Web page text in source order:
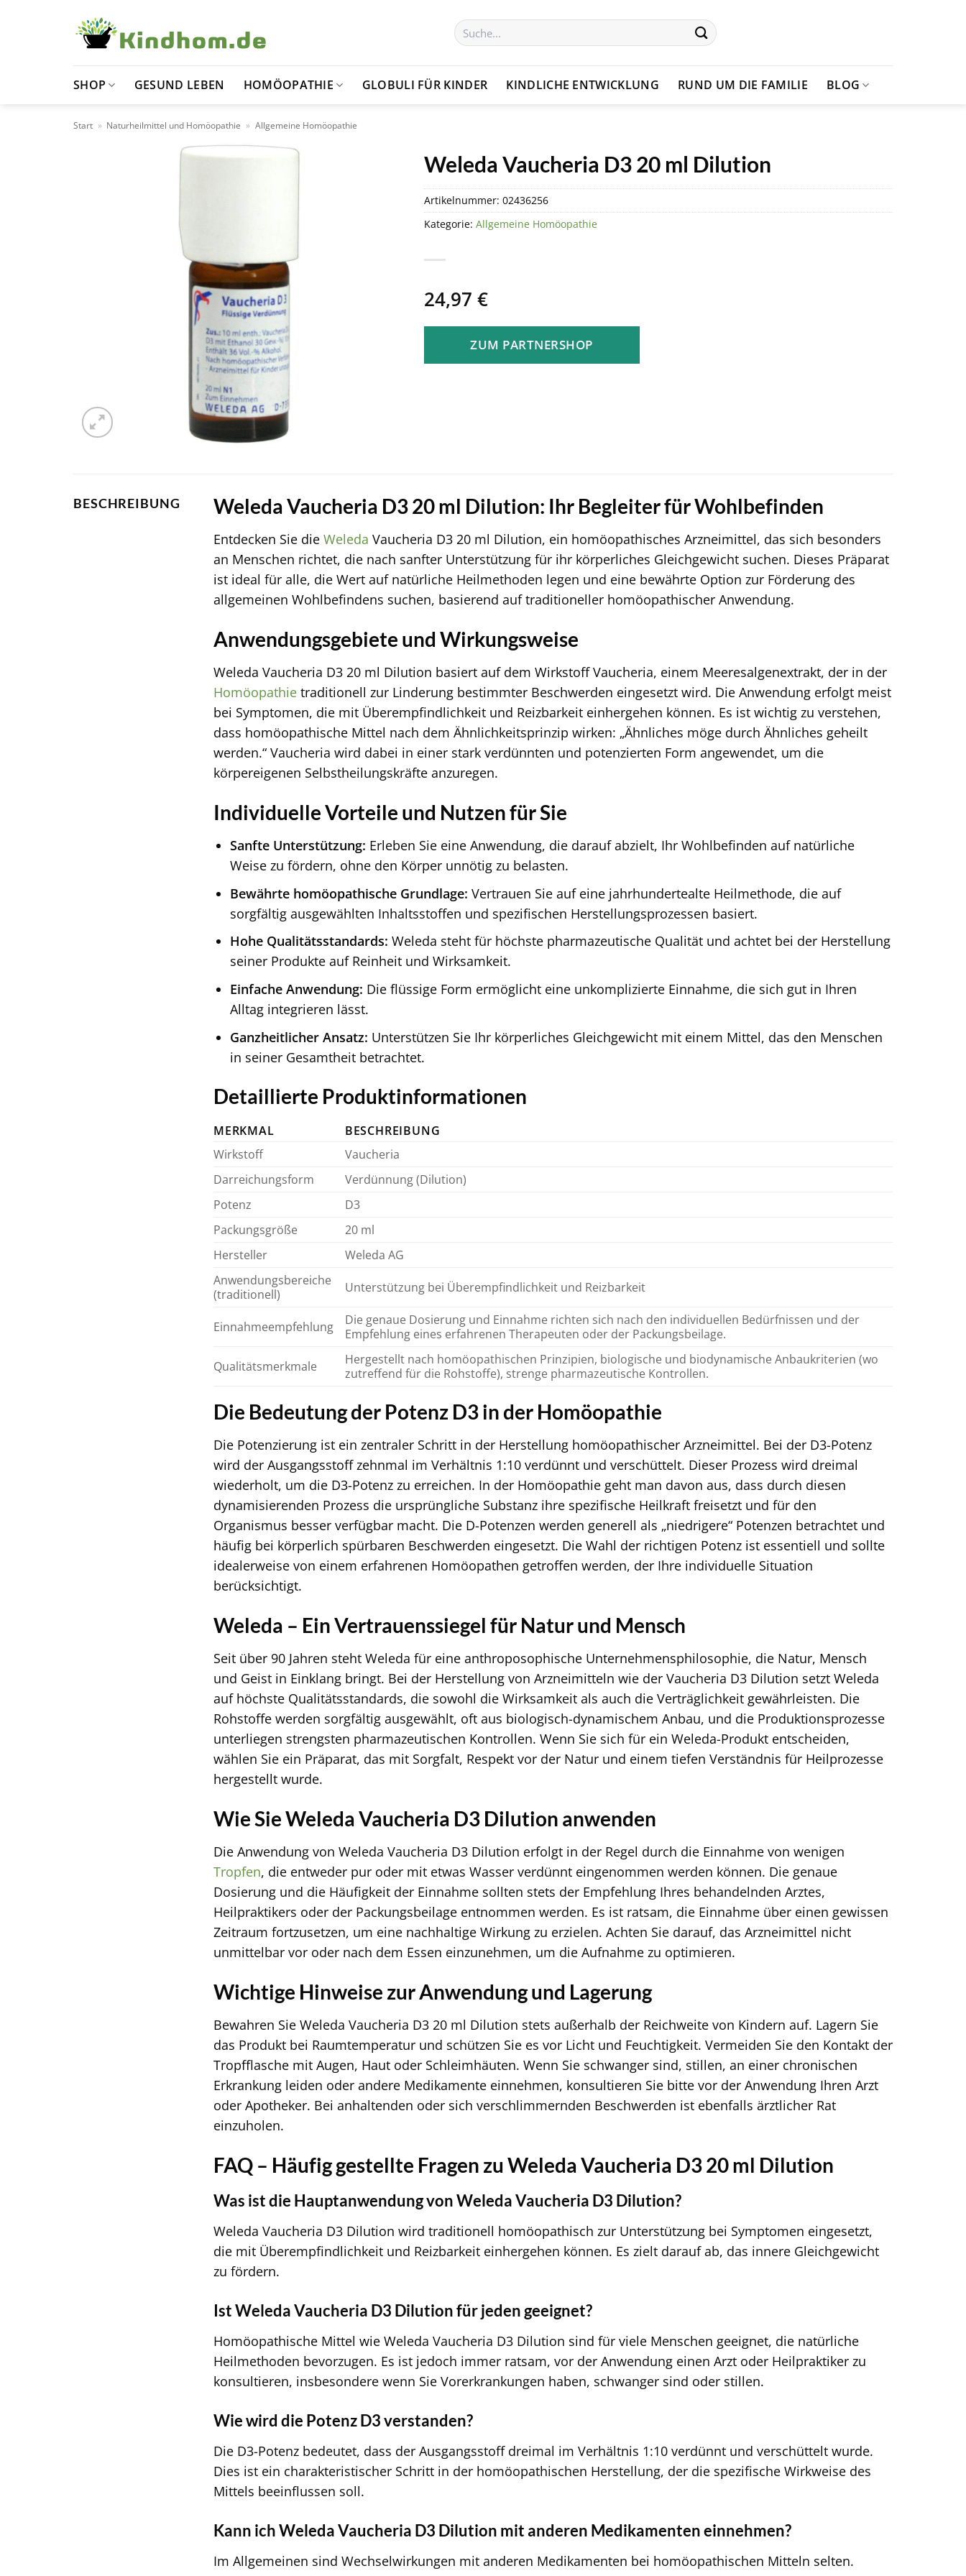
Suchen
nach:
SHOP GESUND LEBEN HOMÖOPATHIE GLOBULI FÜR KINDER KINDLICHE ENTWICKLUNG RUND UM DIE FAMILIE BLOG
Start » Naturheilmittel und Homöopathie » Allgemeine Homöopathie
Weleda Vaucheria D3 20 ml Dilution
24,97 €
ZUM PARTNERSHOP
Artikelnummer: 02436256
Kategorie: Allgemeine Homöopathie
BESCHREIBUNG Weleda Vaucheria D3 20 ml Dilution: Ihr Begleiter für Wohlbefinden
Entdecken Sie die Weleda Vaucheria D3 20 ml Dilution, ein homöopathisches Arzneimittel, das sich besonders
an Menschen richtet, die nach sanfter Unterstützung für ihr körperliches Gleichgewicht suchen. Dieses Präparat
ist ideal für alle, die Wert auf natürliche Heilmethoden legen und eine bewährte Option zur Förderung des
allgemeinen Wohlbefindens suchen, basierend auf traditioneller homöopathischer Anwendung.
Anwendungsgebiete und Wirkungsweise
Weleda Vaucheria D3 20 ml Dilution basiert auf dem Wirkstoff Vaucheria, einem Meeresalgenextrakt, der in der
Homöopathie traditionell zur Linderung bestimmter Beschwerden eingesetzt wird. Die Anwendung erfolgt meist
bei Symptomen, die mit Überempfindlichkeit und Reizbarkeit einhergehen können. Es ist wichtig zu verstehen,
dass homöopathische Mittel nach dem Ähnlichkeitsprinzip wirken: „Ähnliches möge durch Ähnliches geheilt
werden.“ Vaucheria wird dabei in einer stark verdünnten und potenzierten Form angewendet, um die
körpereigenen Selbstheilungskräfte anzuregen.
Individuelle Vorteile und Nutzen für Sie
Sanfte Unterstützung: Erleben Sie eine Anwendung, die darauf abzielt, Ihr Wohlbefinden auf natürliche
Weise zu fördern, ohne den Körper unnötig zu belasten.
Bewährte homöopathische Grundlage: Vertrauen Sie auf eine jahrhundertealte Heilmethode, die auf
sorgfältig ausgewählten Inhaltsstoffen und spezifischen Herstellungsprozessen basiert.
Hohe Qualitätsstandards: Weleda steht für höchste pharmazeutische Qualität und achtet bei der Herstellung
seiner Produkte auf Reinheit und Wirksamkeit.
Einfache Anwendung: Die flüssige Form ermöglicht eine unkomplizierte Einnahme, die sich gut in Ihren
Alltag integrieren lässt.
Ganzheitlicher Ansatz: Unterstützen Sie Ihr körperliches Gleichgewicht mit einem Mittel, das den Menschen
in seiner Gesamtheit betrachtet.
Detaillierte Produktinformationen
MERKMAL
BESCHREIBUNG
Wirkstoff
Vaucheria
Darreichungsform
Verdünnung (Dilution)
Potenz
D3
Packungsgröße
20 ml
Hersteller
Weleda AG
Anwendungsbereiche
(traditionell)
Unterstützung bei Überempfindlichkeit und Reizbarkeit
Einnahmeempfehlung
Die genaue Dosierung und Einnahme richten sich nach den individuellen Bedürfnissen und der
Empfehlung eines erfahrenen Therapeuten oder der Packungsbeilage.
Qualitätsmerkmale
Hergestellt nach homöopathischen Prinzipien, biologische und biodynamische Anbaukriterien (wo
zutreffend für die Rohstoffe), strenge pharmazeutische Kontrollen.
Die Bedeutung der Potenz D3 in der Homöopathie
Die Potenzierung ist ein zentraler Schritt in der Herstellung homöopathischer Arzneimittel. Bei der D3-Potenz
wird der Ausgangsstoff zehnmal im Verhältnis 1:10 verdünnt und verschüttelt. Dieser Prozess wird dreimal
wiederholt, um die D3-Potenz zu erreichen. In der Homöopathie geht man davon aus, dass durch diesen
dynamisierenden Prozess die ursprüngliche Substanz ihre spezifische Heilkraft freisetzt und für den
Organismus besser verfügbar macht. Die D-Potenzen werden generell als „niedrigere“ Potenzen betrachtet und
häufig bei körperlich spürbaren Beschwerden eingesetzt. Die Wahl der richtigen Potenz ist essentiell und sollte
idealerweise von einem erfahrenen Homöopathen getroffen werden, der Ihre individuelle Situation
berücksichtigt.
Weleda – Ein Vertrauenssiegel für Natur und Mensch
Seit über 90 Jahren steht Weleda für eine anthroposophische Unternehmensphilosophie, die Natur, Mensch
und Geist in Einklang bringt. Bei der Herstellung von Arzneimitteln wie der Vaucheria D3 Dilution setzt Weleda
auf höchste Qualitätsstandards, die sowohl die Wirksamkeit als auch die Verträglichkeit gewährleisten. Die
Rohstoffe werden sorgfältig ausgewählt, oft aus biologisch-dynamischem Anbau, und die Produktionsprozesse
unterliegen strengsten pharmazeutischen Kontrollen. Wenn Sie sich für ein Weleda-Produkt entscheiden,
wählen Sie ein Präparat, das mit Sorgfalt, Respekt vor der Natur und einem tiefen Verständnis für Heilprozesse
hergestellt wurde.
Wie Sie Weleda Vaucheria D3 Dilution anwenden
Die Anwendung von Weleda Vaucheria D3 Dilution erfolgt in der Regel durch die Einnahme von wenigen
Tropfen, die entweder pur oder mit etwas Wasser verdünnt eingenommen werden können. Die genaue
Dosierung und die Häufigkeit der Einnahme sollten stets der Empfehlung Ihres behandelnden Arztes,
Heilpraktikers oder der Packungsbeilage entnommen werden. Es ist ratsam, die Einnahme über einen gewissen
Zeitraum fortzusetzen, um eine nachhaltige Wirkung zu erzielen. Achten Sie darauf, das Arzneimittel nicht
unmittelbar vor oder nach dem Essen einzunehmen, um die Aufnahme zu optimieren.
Wichtige Hinweise zur Anwendung und Lagerung
Bewahren Sie Weleda Vaucheria D3 20 ml Dilution stets außerhalb der Reichweite von Kindern auf. Lagern Sie
das Produkt bei Raumtemperatur und schützen Sie es vor Licht und Feuchtigkeit. Vermeiden Sie den Kontakt der
Tropfflasche mit Augen, Haut oder Schleimhäuten. Wenn Sie schwanger sind, stillen, an einer chronischen
Erkrankung leiden oder andere Medikamente einnehmen, konsultieren Sie bitte vor der Anwendung Ihren Arzt
oder Apotheker. Bei anhaltenden oder sich verschlimmernden Beschwerden ist ebenfalls ärztlicher Rat
einzuholen.
FAQ – Häufig gestellte Fragen zu Weleda Vaucheria D3 20 ml Dilution
Was ist die Hauptanwendung von Weleda Vaucheria D3 Dilution?
Weleda Vaucheria D3 Dilution wird traditionell homöopathisch zur Unterstützung bei Symptomen eingesetzt,
die mit Überempfindlichkeit und Reizbarkeit einhergehen können. Es zielt darauf ab, das innere Gleichgewicht
zu fördern.
Ist Weleda Vaucheria D3 Dilution für jeden geeignet?
Homöopathische Mittel wie Weleda Vaucheria D3 Dilution sind für viele Menschen geeignet, die natürliche
Heilmethoden bevorzugen. Es ist jedoch immer ratsam, vor der Anwendung einen Arzt oder Heilpraktiker zu
konsultieren, insbesondere wenn Sie Vorerkrankungen haben, schwanger sind oder stillen.
Wie wird die Potenz D3 verstanden?
Die D3-Potenz bedeutet, dass der Ausgangsstoff dreimal im Verhältnis 1:10 verdünnt und verschüttelt wurde.
Dies ist ein charakteristischer Schritt in der homöopathischen Herstellung, der die spezifische Wirkweise des
Mittels beeinflussen soll.
Kann ich Weleda Vaucheria D3 Dilution mit anderen Medikamenten einnehmen?
Im Allgemeinen sind Wechselwirkungen mit anderen Medikamenten bei homöopathischen Mitteln selten.